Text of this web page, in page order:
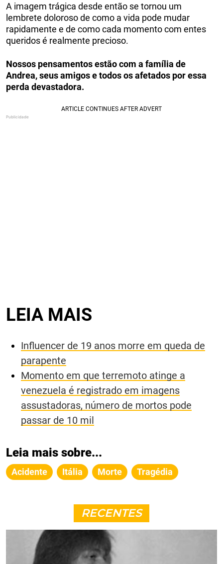
A imagem trágica desde então se tornou um
lembrete doloroso de como a vida pode mudar
rapidamente e de como cada momento com entes
queridos é realmente precioso.
Nossos pensamentos estão com a família de
Andrea, seus amigos e todos os afetados por essa
perda devastadora.
LEIA MAIS
Influencer de 19 anos morre em queda de
parapente
Momento em que terremoto atinge a
venezuela é registrado em imagens
assustadoras, número de mortos pode
passar de 10 mil
Leia mais sobre...
Acidente Itália Morte Tragédia
RECENTES